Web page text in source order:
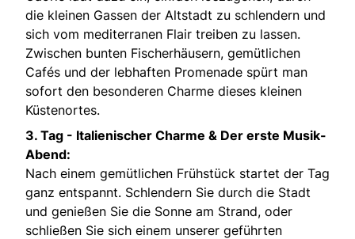
die kleinen Gassen der Altstadt zu schlendern und
sich vom mediterranen Flair treiben zu lassen.
Zwischen bunten Fischerhäusern, gemütlichen
Cafés und der lebhaften Promenade spürt man
sofort den besonderen Charme dieses kleinen
Küstenortes.
3. Tag - Italienischer Charme & Der erste Musik-
Abend:
Nach einem gemütlichen Frühstück startet der Tag
ganz entspannt. Schlendern Sie durch die Stadt
und genießen Sie die Sonne am Strand, oder
schließen Sie sich einem unserer geführten